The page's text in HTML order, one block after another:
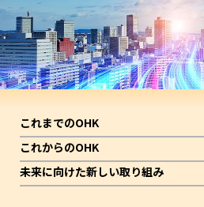
これまでのOHK
これからのOHK
未来に向けた新しい取り組み